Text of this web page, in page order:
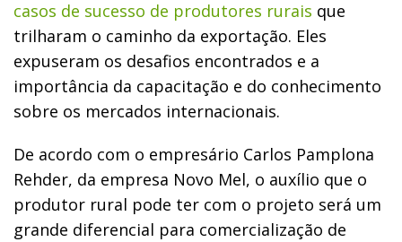
casos de sucesso de produtores rurais que
trilharam o caminho da exportação. Eles
expuseram os desafios encontrados e a
importância da capacitação e do conhecimento
sobre os mercados internacionais.
De acordo com o empresário Carlos Pamplona
Rehder, da empresa Novo Mel, o auxílio que o
produtor rural pode ter com o projeto será um
grande diferencial para comercialização de